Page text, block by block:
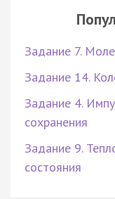
Задание 7.
Задание 14.
Задание 4.
сохранения
Задание 9.
состояния